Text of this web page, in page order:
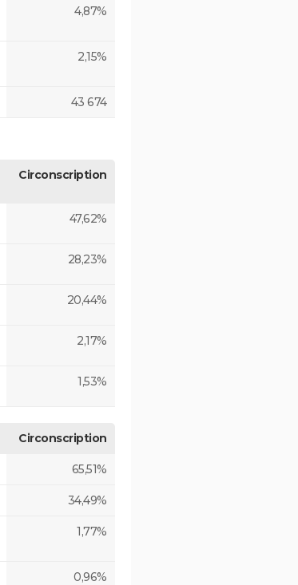
4,87%
2,15%
43 674
Circonscription
47,62%
28,23%
20,44%
2,17%
1,53%
Circonscription
65,51%
34,49%
1,77%
0,96%